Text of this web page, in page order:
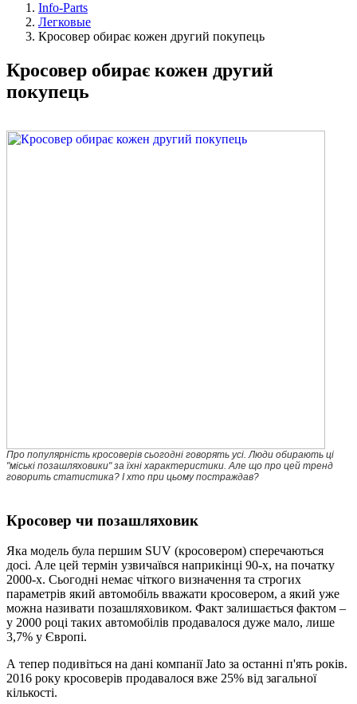
Info-Parts
Легковые
Кросовер обирає кожен другий покупець
Кросовер обирає кожен другий
покупець
Про популярність кросоверів сьогодні говорять усі. Люди обирають ці
"міські позашляховики" за їхні характеристики. Але що про цей тренд
говорить статистика? І хто при цьому постраждав?
Кросовер чи позашляховик
Яка модель була першим SUV (кросовером) сперечаються
досі. Але цей термін узвичаївся наприкінці 90-х, на початку
2000-х. Сьогодні немає чіткого визначення та строгих
параметрів який автомобіль вважати кросовером, а який уже
можна називати позашляховиком. Факт залишається фактом –
у 2000 році таких автомобілів продавалося дуже мало, лише
3,7% у Європі.
А тепер подивіться на дані компанії Jato за останні п'ять років.
2016 року кросоверів продавалося вже 25% від загальної
кількості.